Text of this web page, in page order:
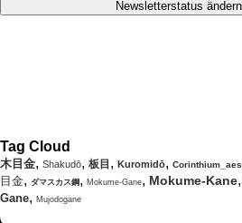
Tag Cloud
木目金, Shakudō, 板目 , Kuromidō, Corinthium_aes
目金, ダマスカス鋼, Mokume-Gane, Mokume-Kane,
Gane, Mujodogane